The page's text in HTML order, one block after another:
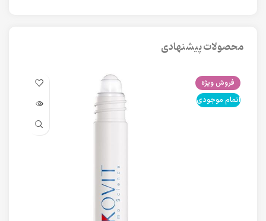
محصولات پیشنهادی
فروش ویژه
اتمام موجودی